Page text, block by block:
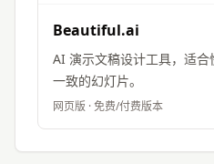
Beautiful.ai
AI 演示文稿设计工具，适
一致的幻灯片。
网页版 ·免费/付费版本